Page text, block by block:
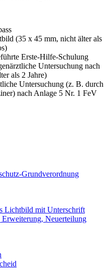
(35 x 45 mm, nicht älter als
Erste-Hilfe-Schulung
Untersuchung nach
als 2 Jahre)
Untersuchung (z. B. durch
nach Anlage 5 Nr. 1 FeV
Grundverordnung
Lichtbild mit Unterschrift
Neuerteilung